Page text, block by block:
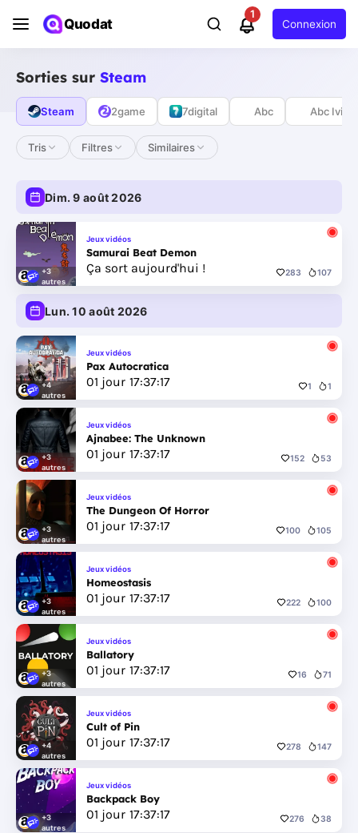
Quodat
1
Connexion
Sorties sur Steam
Steam 2game 7digital Abc Abc Iview
Tris Filtres Similaires
Dim. 9 août 2026
+3
autres
Jeux vidéos
Samurai Beat Demon
Ça sort aujourd'hui ! 283 107
Lun. 10 août 2026
+4
autres
Jeux vidéos
Pax Autocratica
01 jour 17:37:17 1 1
+3
autres
Jeux vidéos
Ajnabee: The Unknown
01 jour 17:37:17 152 53
+3
autres
Jeux vidéos
The Dungeon Of Horror
01 jour 17:37:17 100 105
+3
autres
Jeux vidéos
Homeostasis
01 jour 17:37:17 222 100
+3
autres
Jeux vidéos
Ballatory
01 jour 17:37:17 16 71
+4
autres
Jeux vidéos
Cult of Pin
01 jour 17:37:17 278 147
+3
autres
Jeux vidéos
Backpack Boy
01 jour 17:37:17 276 38